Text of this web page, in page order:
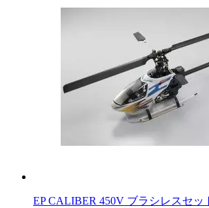
EP CALIBER 450V ブラシレスセッ